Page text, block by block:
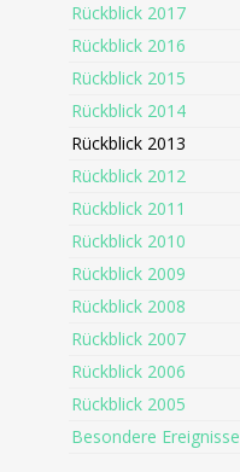
Rückblick 2017
Rückblick 2016
Rückblick 2015
Rückblick 2014
Rückblick 2013
Rückblick 2012
Rückblick 2011
Rückblick 2010
Rückblick 2009
Rückblick 2008
Rückblick 2007
Rückblick 2006
Rückblick 2005
Besondere Ereignisse